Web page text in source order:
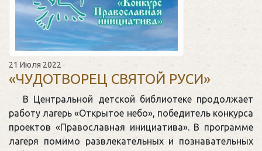
21 Июля 2022
«ЧУДОТВОРЕЦ СВЯТОЙ РУСИ»
В Центральной детской библиотеке продолжает
работу лагерь «Открытое небо», победитель конкурса
проектов «Православная инициатива». В программе
лагеря помимо развлекательных и познавательных